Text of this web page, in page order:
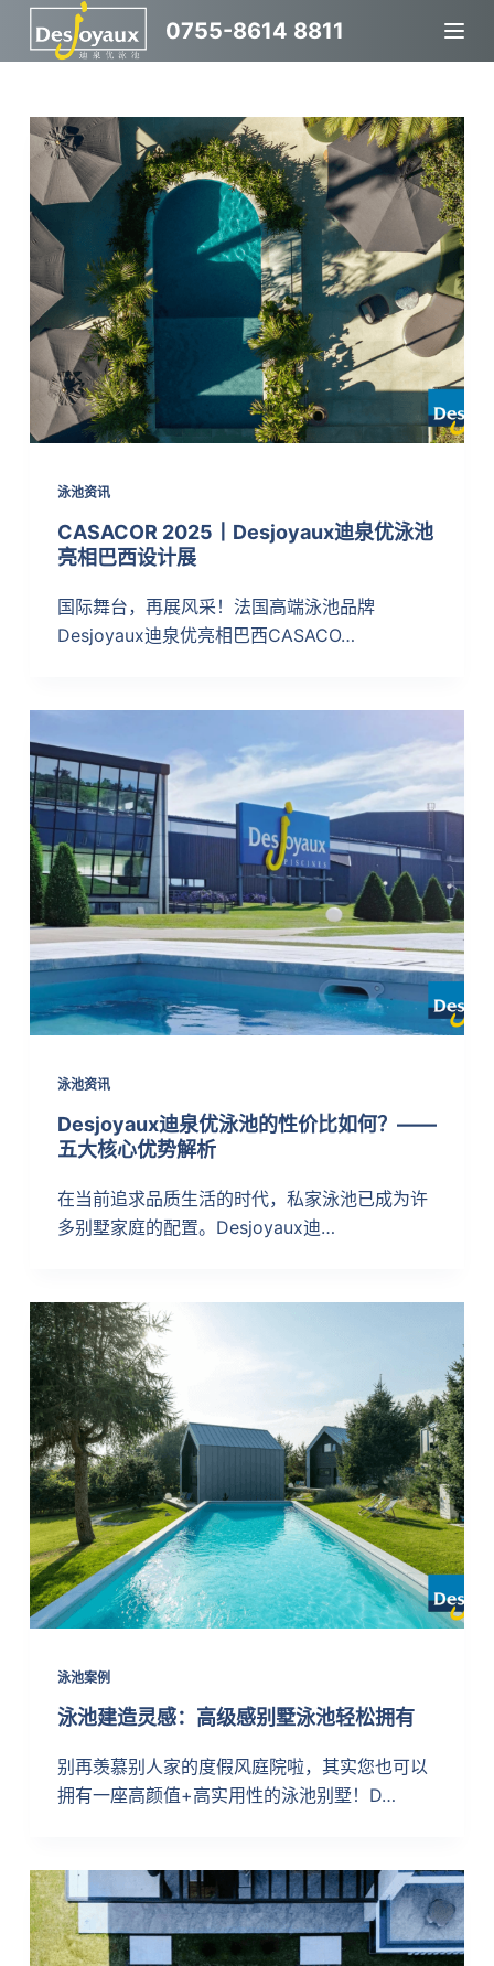
跳
过
容
0755-8614 8811
泳池资讯
CASACOR 2025丨Desjoyaux迪泉优泳池
亮相巴西设计展
国际舞台，再展风采！法国高端泳池品牌
Desjoyaux迪泉优亮相巴西CASACO…
泳池资讯
Desjoyaux迪泉优泳池的性价比如何？——
五大核心优势解析
在当前追求品质生活的时代，私家泳池已成为许
多别墅家庭的配置。Desjoyaux迪…
泳池案例
泳池建造灵感：高级感别墅泳池轻松拥有
别再羡慕别人家的度假风庭院啦，其实您也可以
拥有一座高颜值+高实用性的泳池别墅！D…